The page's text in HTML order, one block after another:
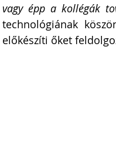
vagy épp a kollégák
technológiának
előkészíti őket